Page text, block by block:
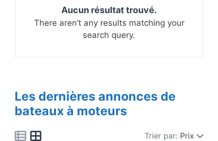
Aucun résultat trouvé.
There aren’t any results matching your
search query.
Les dernières annonces de
bateaux à moteurs
Trier par: Prix